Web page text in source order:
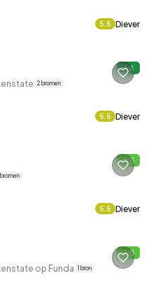
5.5 Diever
A
2 bronnen
5.5 Diever
B
5.5 Diever
B
op Funda 1 bron